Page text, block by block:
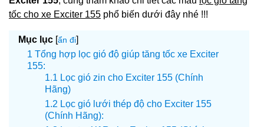
tốc cho xe Exciter 155 phổ biến dưới đây nhé !!!
Mục lục [ẩn đi]
Tổng hợp lọc gió độ giúp tăng tốc xe Exciter
155:
Lọc gió zin cho Exciter 155 (Chính
Hãng)
Lọc gió lưới thép độ cho Exciter 155
(Chính Hãng):